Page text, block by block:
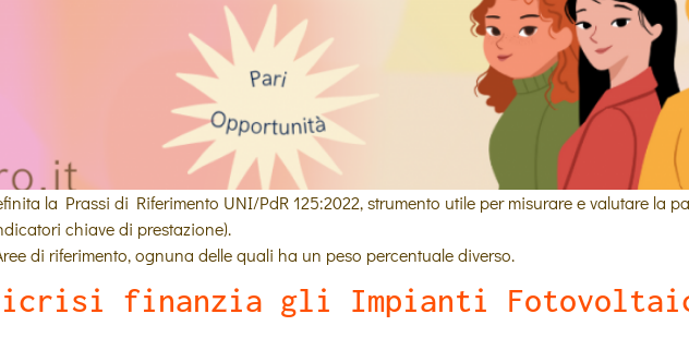
la Prassi di Riferimento UNI/PdR 125:2022, strumento utile per misurare e valutare la
chiave di prestazione).
di riferimento, ognuna delle quali ha un peso percentuale diverso.
finanzia gli Impianti